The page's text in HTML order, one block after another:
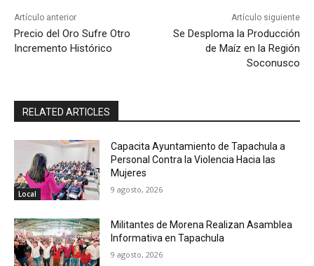
Artículo anterior
Precio del Oro Sufre Otro
Incremento Histórico
Artículo siguiente
Se Desploma la Producción
de Maíz en la Región
Soconusco
RELATED ARTICLES
Local
Capacita Ayuntamiento de Tapachula a
Personal Contra la Violencia Hacia las
Mujeres
9 agosto, 2026
Militantes de Morena Realizan Asamblea
Informativa en Tapachula
9 agosto, 2026